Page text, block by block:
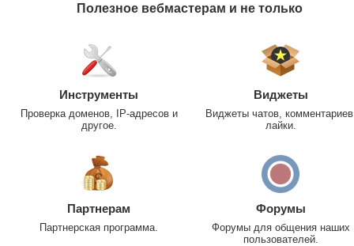
Полезное вебмастерам и не только
Инструменты
Проверка доменов, IP-адресов и
другое.
Виджеты
Виджеты чатов,
лайки.
Партнерам
Партнерская программа.
Форумы
Форумы для общения наших
пользователей.